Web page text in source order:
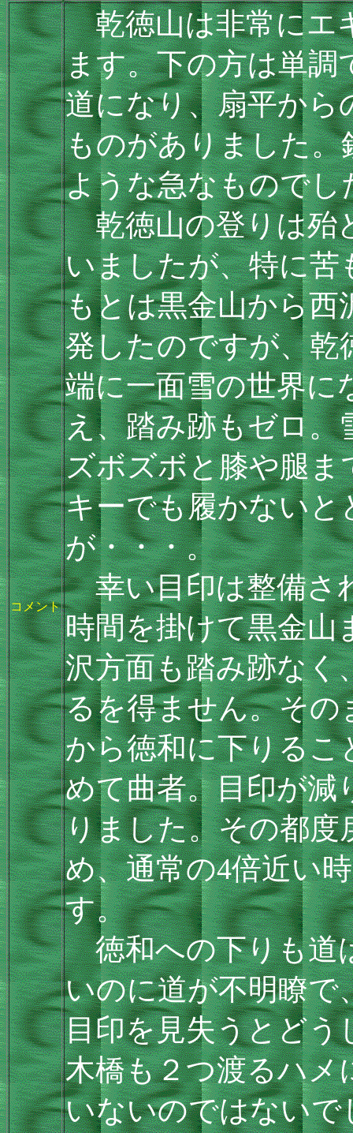
コメント
乾徳山は非常にエ
ます。下の方は単調
道になり、扇平から
ものがありました。
ような急なものでし
乾徳山の登りは殆
いましたが、特に
もとは黒金山から西
発したのですが、乾
端に一面雪の世界に
え、踏み跡もゼロ。
ズボズボと膝や腿ま
キーでも履かない
が・・・。
幸い目印は整備さ
時間を掛けて黒金山
沢方面も踏み跡なく
るを得ません。その
から徳和に下りる
めて曲者。目印が減
りました。その都度
め、通常の4倍近い
す。
徳和への下りも道
いのに道が不明瞭で
目印を見失うとどう
木橋も２つ渡るハメ
いないのではないで